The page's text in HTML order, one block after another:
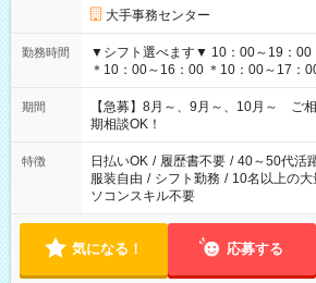
大手事務センター
勤務時間
▼シフト選べます▼ 10：00～19：00
＊10：00～16：00 ＊10：00～17：
11：00～19：00 ＊12：00～19：00
期間
【急募】8月～、9月～、10月～ ご
期相談OK！
特徴 日払いOK / 履歴書不要 / 40～50代活
服装自由 / シフト勤務 / 10名以上の大
ソコンスキル不要
気になる！ 応募する